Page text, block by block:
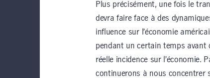
Plus précisément, une fois le
devra faire face à des
influence sur l’économie
pendant un certain temps avant
réelle incidence sur l’économie.
continuerons à nous concentrer